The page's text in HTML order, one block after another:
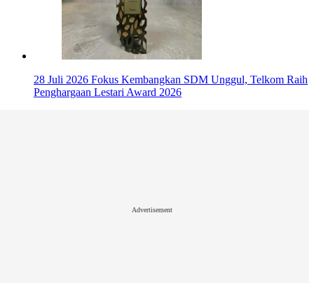
28 Juli 2026 Fokus Kembangkan SDM Unggul, Telkom Raih
Penghargaan Lestari Award 2026
Advertisement